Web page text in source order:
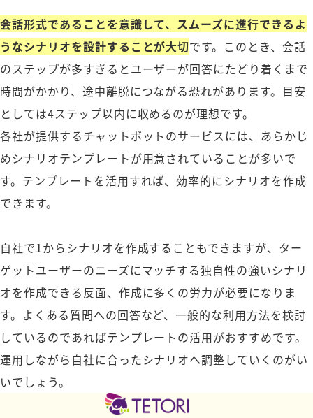
会話形式であることを意識して、スムーズに進行できるよ
うなシナリオを設計することが大切です。このとき、会話
のステップが多すぎるとユーザーが回答にたどり着くまで
時間がかかり、途中離脱につながる恐れがあります。目安
としては4ステップ以内に収めるのが理想です。
各社が提供するチャットボットのサービスには、あらかじ
めシナリオテンプレートが用意されていることが多いで
す。テンプレートを活用すれば、効率的にシナリオを作成
できます。
自社で1からシナリオを作成することもできますが、ター
ゲットユーザーのニーズにマッチする独自性の強いシナリ
オを作成できる反面、作成に多くの労力が必要になりま
す。よくある質問への回答など、一般的な利用方法を検討
しているのであればテンプレートの活用がおすすめです。
運用しながら自社に合ったシナリオへ調整していくのがい
いでしょう。